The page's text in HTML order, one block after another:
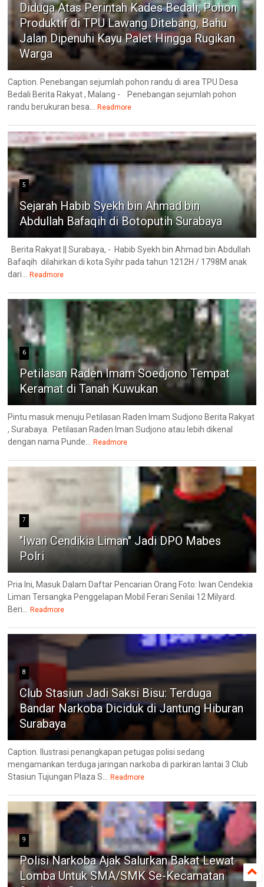
Diduga Atas Perintah Kades Bedali, Pohon
Produktif di TPU Lawang Ditebang, Bahu
Jalan Dipenuhi Kayu Palet Hingga Rugikan
Warga
Caption. Penebangan sejumlah pohon randu di area TPU Desa
Bedali Berita Rakyat , Malang - Penebangan sejumlah pohon
randu berukuran besa... Readmore
5
Sejarah Habib Syekh bin Ahmad bin
Abdullah Bafaqih di Botoputih Surabaya
Berita Rakyat || Surabaya, - Habib Syekh bin Ahmad bin Abdullah
Bafaqih dilahirkan di kota Syihr pada tahun 1212H / 1798M anak
dari... Readmore
6
Petilasan Raden Imam Soedjono Tempat
Keramat di Tanah Kuwukan
Pintu masuk menuju Petilasan Raden Imam Sudjono Berita Rakyat
, Surabaya. Petilasan Raden Iman Sudjono atau lebih dikenal
dengan nama Punde... Readmore
7
"Iwan Cendikia Liman" Jadi DPO Mabes
Polri
Pria Ini, Masuk Dalam Daftar Pencarian Orang Foto: Iwan Cendekia
Liman Tersangka Penggelapan Mobil Ferari Senilai 12 Milyard.
Beri... Readmore
8
Club Stasiun Jadi Saksi Bisu: Terduga
Bandar Narkoba Diciduk di Jantung Hiburan
Surabaya
Caption. Ilustrasi penangkapan petugas polisi sedang
mengamankan terduga jaringan narkoba di parkiran lantai 3 Club
Stasiun Tujungan Plaza S... Readmore
9
Polisi Narkoba Ajak Salurkan Bakat Lewat
Lomba Untuk SMA/SMK Se-Kecamatan